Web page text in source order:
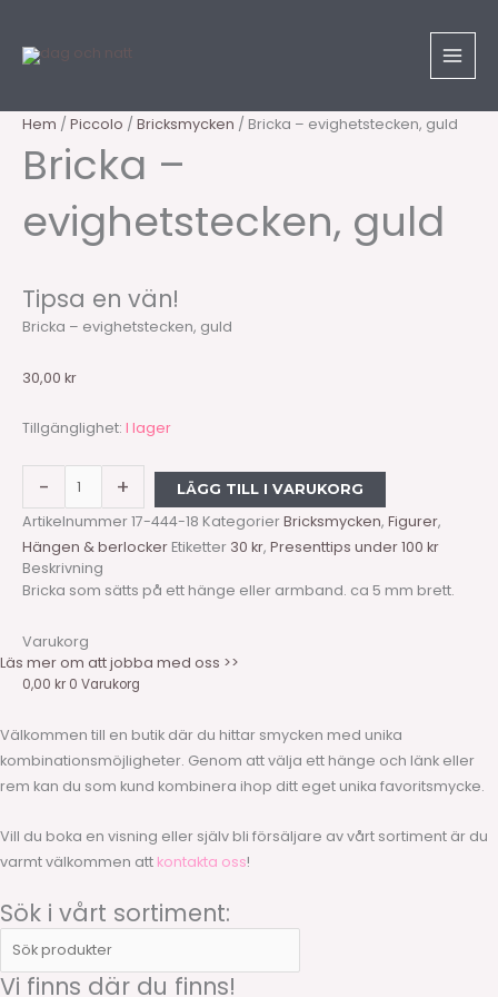
innehåll
Hem / Piccolo / Bricksmycken / Bricka – evighetstecken, guld
Bricka –
evighetstecken, guld
Tipsa en vän!
Bricka – evighetstecken, guld
30,00 kr
Tillgänglighet: I lager
-
evighetstecken,
mängd
+ LÄGG TILL I VARUKORG
Artikelnummer17-444-18 KategorierBricksmycken, Figurer,
Hängen & berlocker Etiketter 30 kr, Presenttips under 100 kr
Beskrivning
Bricka som sätts på ett hänge eller armband. ca 5 mm brett.
Varukorg
Läs mer om att jobba med oss >>
0,00 kr 0 Varukorg
Välkommen till en butik där du hittar smycken med unika
kombinationsmöjligheter. Genom att välja ett hänge och länk eller
rem kan du som kund kombinera ihop ditt eget unika favoritsmycke.
Vill du boka en visning eller själv bli försäljare av vårt sortiment är du
varmt välkommen att kontakta oss!
Sök i vårt sortiment:
Vi finns där du finns!